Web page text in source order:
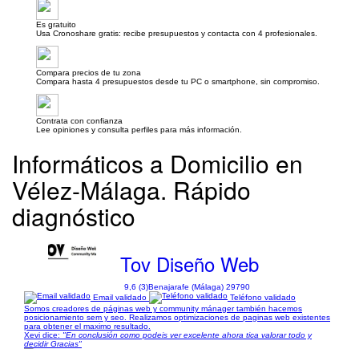
Es gratuito
Usa Cronoshare gratis: recibe presupuestos y contacta con 4 profesionales.
Compara precios de tu zona
Compara hasta 4 presupuestos desde tu PC o smartphone, sin compromiso.
Contrata con confianza
Lee opiniones y consulta perfiles para más información.
Informáticos a Domicilio en
Vélez-Málaga. Rápido
diagnóstico
Tov Diseño Web
9,6 (3)Benajarafe (Málaga) 29790
Email validado
Teléfono validado
Somos creadores de páginas web y community mánager también hacemos
posicionamiento sem y seo. Realizamos optimizaciones de paginas web existentes
para obtener el maximo resultado.
Xevi dice: "En conclusión como podeis ver excelente ahora tica valorar todo y
decidir Gracias"